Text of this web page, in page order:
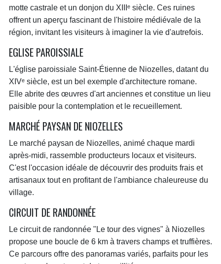
motte castrale et un donjon du XIIIᵉ siècle. Ces ruines
offrent un aperçu fascinant de l'histoire médiévale de la
région, invitant les visiteurs à imaginer la vie d'autrefois.
EGLISE PAROISSIALE
L'église paroissiale Saint-Étienne de Niozelles, datant du
XIVᵉ siècle, est un bel exemple d'architecture romane.
Elle abrite des œuvres d'art anciennes et constitue un lieu
paisible pour la contemplation et le recueillement.
MARCHÉ PAYSAN DE NIOZELLES
Le marché paysan de Niozelles, animé chaque mardi
après-midi, rassemble producteurs locaux et visiteurs.
C'est l'occasion idéale de découvrir des produits frais et
artisanaux tout en profitant de l'ambiance chaleureuse du
village.
CIRCUIT DE RANDONNÉE
Le circuit de randonnée "Le tour des vignes" à Niozelles
propose une boucle de 6 km à travers champs et truffières.
Ce parcours offre des panoramas variés, parfaits pour les